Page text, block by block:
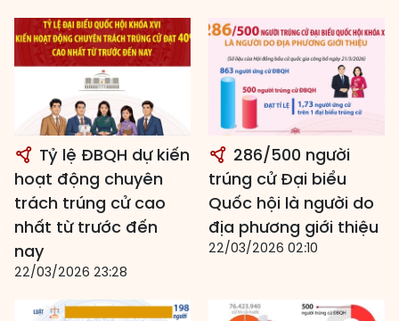
Tỷ lệ ĐBQH dự kiến
hoạt động chuyên
trách trúng cử cao
nhất từ trước đến
nay
22/03/2026 23:28
286/500 người
trúng cử Đại biểu
Quốc hội là người do
địa phương giới thiệu
22/03/2026 02:10